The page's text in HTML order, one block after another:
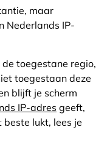
maar
Nederlands IP-
toegestane regio,
toegestaan deze
blijft je scherm
IP-adres geeft,
lukt, lees je